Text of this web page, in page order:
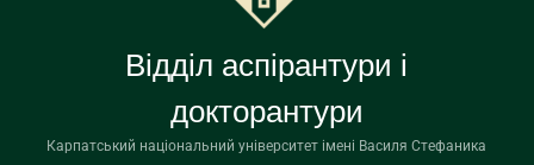
Відділ аспірантури і
докторантури
Карпатський національний університет імені Василя Стефаника